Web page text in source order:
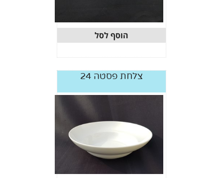
הוסף לסל
צלחת פסטה 24